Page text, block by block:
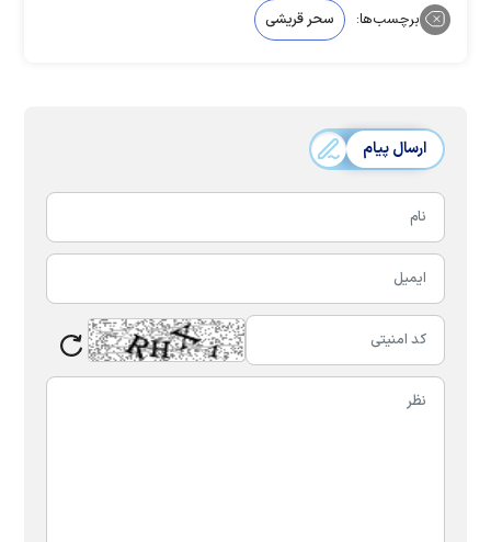
برچسب‌ها: سحر قریشی
ارسال پیام